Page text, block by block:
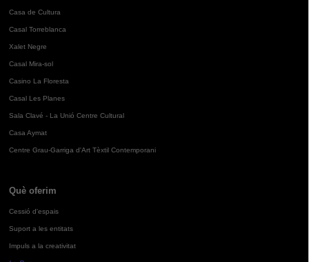
Casa de Cultura
Casal Torreblanca
Xalet Negre
Casal Mira-sol
Casino La Floresta
Casal Les Planes
Sala Clavé - La Unió Centre Cultural
Casa Aymat
Centre Grau-Garriga d'Art Tèxtil Contemporani
Què oferim
Cessió d'espais
Suport a les entitats
Impuls a la creativitat